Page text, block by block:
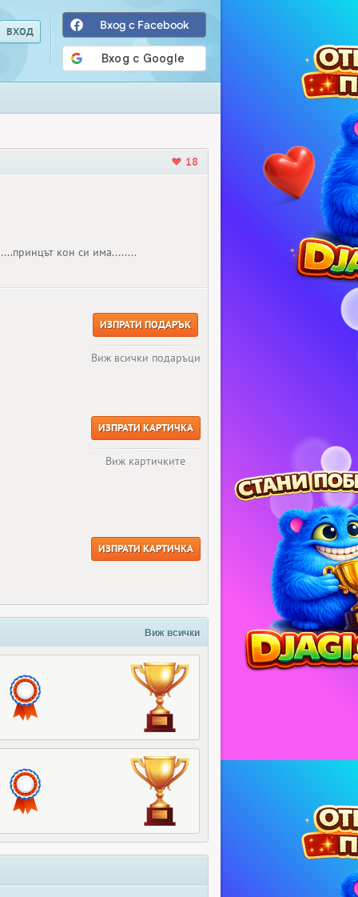
Вход с Facebook
18
кон си има........
ИЗПРАТИ ПОДАРЪК
Виж всички подаръци
ИЗПРАТИ КАРТИЧКА
Виж картичките
ИЗПРАТИ КАРТИЧКА
Виж всички